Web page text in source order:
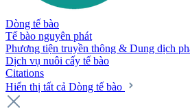
Dòng tế bào
Tế bào nguyên phát
Phương tiện truyền thông & Dung dịch
Dịch vụ nuôi cấy tế bào
Citations
Hiển thị tất cả Dòng tế bào